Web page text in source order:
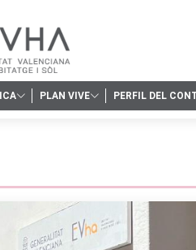
PLAN VIVE PERFIL DEL